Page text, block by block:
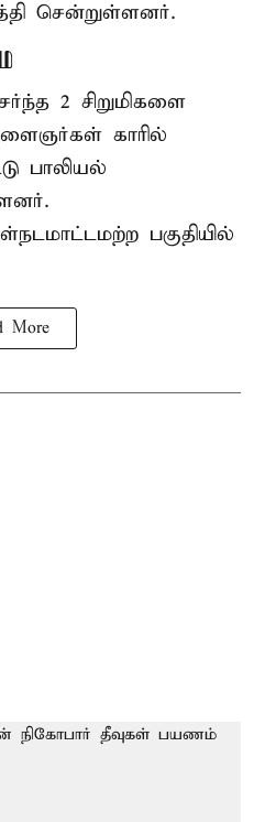
சென்றுள்ளனர்.
2 சிறுமிகளை
காரில்
பாலியல்
பகுதியில்
More